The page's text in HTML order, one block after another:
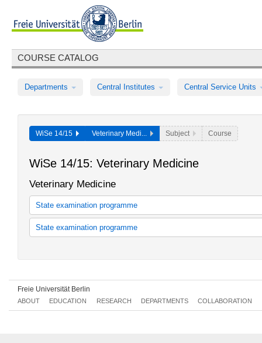
COURSE CATALOG
Departments Central Institutes Central Service Units
WiSe 14/15 Veterinary Medi... Subject Course
WiSe 14/15: Veterinary Medicine
Veterinary Medicine
State examination programme
Allgemeine Informationen zum Studium
zur Approbation von Tierärztinnen und Tierärzten (TAppV) ...
State examination programme
Equine Science
Freie Universität Berlin
ABOUT EDUCATION RESEARCH DEPARTMENTS COLLABORATION